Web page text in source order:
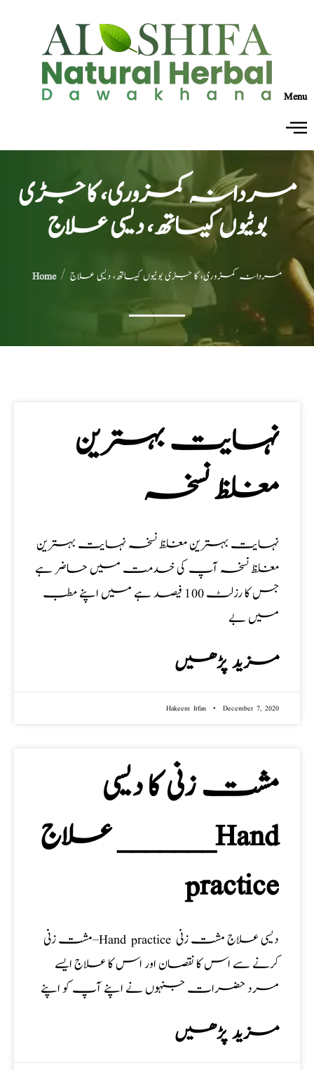
Menu
مردانہ کمزوری، کا جڑی
بوٹیوں کیساتھ، دیسی علاج
Home / مردانہ کمزوری، کا جڑی بوٹیوں کیساتھ، دیسی علاج
نہایت بہترین
مغلظ نسخہ
نہایت بہترین مغلظ نسخہ نہایت بہترین
مغلظ نسخہ آپ کی خدمت میں حاضر ہے
جس کا رزلٹ 100 فیصد ہے میں اپنے مطب
میں بے
مزید پڑھیں
Hakeem Irfan December 7, 2020
مشت زنی کا دیسی
علاج _______Hand
practice
مشت زنی–Hand practice دیسی علاج مشت زنی
کرنے سے اس کا نقصان اور اس کا علاج ایسے
مرد حضرات جنہوں نے اپنے آپ کو اپنے
مزید پڑھیں